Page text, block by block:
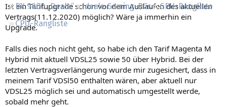
RX 9000 „Deals“
Ideale Gaming-PCs
GPU-Rangliste
CPU-Rangliste
Ist ein Tarifupgrade schon vor dem Auslaufen des aktuellen
Vertrags(11.12.2020) möglich? Wäre ja immerhin ein
Upgrade.
Falls dies noch nicht geht, so habe ich den Tarif Magenta M
Hybrid mit aktuell VDSL25 sowie 50 über Hybrid. Bei der
letzten Vertragsverlängerung wurde mir zugesichert, dass in
meinem Tarif VDSl50 enthalten wären, aber aktuell nur
VDSL25 möglich sei und automatisch umgestellt werde,
sobald mehr geht.